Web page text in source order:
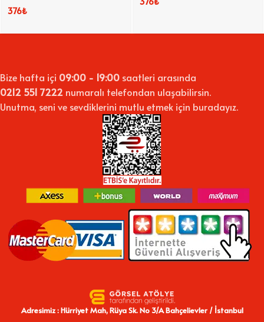
376₺
Bize hafta içi 09:00 - 19:00 saatleri arasında
0212 551 7222 numaralı telefondan ulaşabilirsin.
Unutma, seni ve sevdiklerini mutlu etmek için buradayız.
Adresimiz : Hürriyet Mah, Rüya Sk. No 3/A Bahçelievler / İstanbul